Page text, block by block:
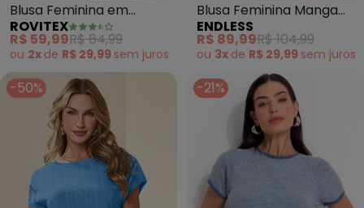
Blusa Feminina em
Cotton Leve (Azul)
ROVITEX
R$ 59,99R$ 64,99
ou 2x de R$ 29,99 sem juros
Blusa Feminina Manga
Curta em Molecotton
(Azul)
ENDLESS
R$ 89,99R$ 104,99
ou 3x de R$ 29,99 sem juros
-50% -21%